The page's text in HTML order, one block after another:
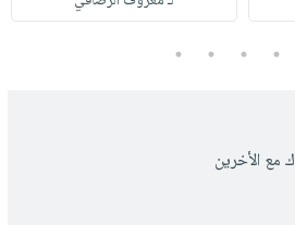
2
3
4
5
مع الأخرين